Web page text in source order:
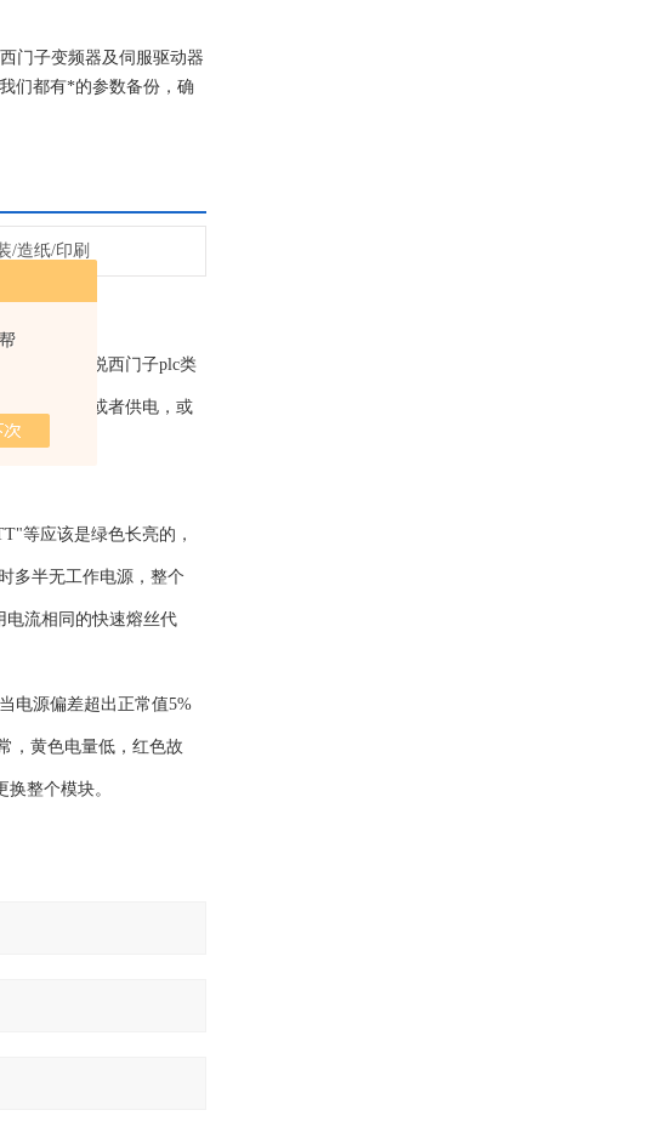
门子变频器及伺服驱动器
们都有*的参数备份，确
/造纸/印刷
动，意思是说西门子plc类
件问题，或者供电，或
等应该是绿色长亮的，
多半无工作电源，整个
电流相同的快速熔丝代
电源偏差超出正常值5%
，黄色电量低，红色故
整个模块。